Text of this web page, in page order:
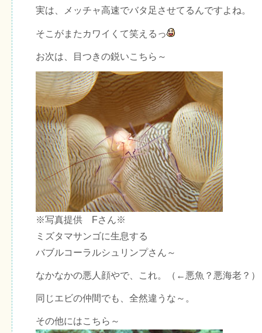
実は、メッチャ高速でバタ足させてるんですよね。
そこがまたカワイくて笑えるっ
お次は、目つきの鋭いこちら～
※写真提供 Fさん※
ミズタマサンゴに生息する
バブルコーラルシュリンプさん～
なかなかの悪人顔やで、これ。（←悪魚？悪海老？）
同じエビの仲間でも、全然違うな～。
その他にはこちら～